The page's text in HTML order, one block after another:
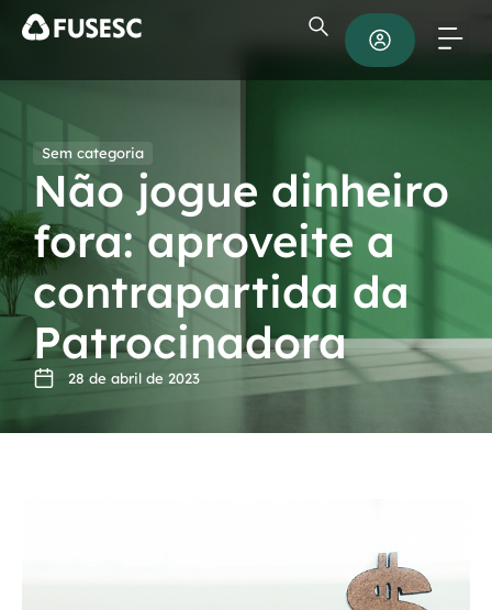
Sem categoria
Não jogue dinheiro
fora: aproveite a
contrapartida da
Patrocinadora
28 de abril de 2023